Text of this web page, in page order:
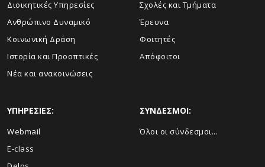
Διοικητικές Υπηρεσίες
Ανθρώπινο Δυναμικό
Κοινωνική Δράση
Ιστορία και Προοπτικές
Νέα και ανακοινώσεις
Σχολές και Τμήματα
Έρευνα
Φοιτητές
Απόφοιτοι
ΥΠΗΡΕΣΙΕΣ:
Webmail
E-class
ΣΥΝΔΕΣΜΟΙ:
Όλοι οι σύνδεσμοι...